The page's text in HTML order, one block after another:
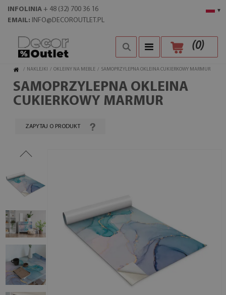
▾
INFOLINIA + 48 (32) 700 36 16
EMAIL: INFO@DECOROUTLET.PL
(0)
/ NAKLEJKI / OKLEINY NA MEBLE / SAMOPRZYLEPNA OKLEINA CUKIERKOWY MARMUR
SAMOPRZYLEPNA OKLEINA
CUKIERKOWY MARMUR
ZAPYTAJ O PRODUKT